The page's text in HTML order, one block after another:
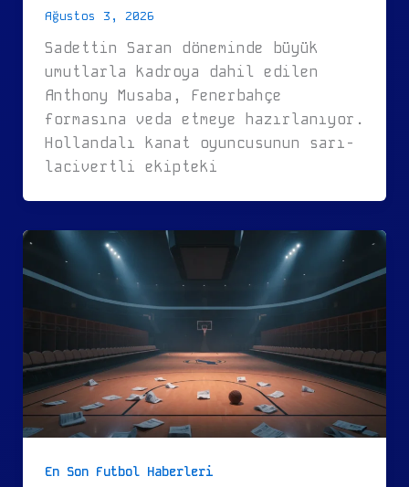
Ağustos 3, 2026
Sadettin Saran döneminde büyük
umutlarla kadroya dahil edilen
Anthony Musaba, Fenerbahçe
formasına veda etmeye hazırlanıyor.
Hollandalı kanat oyuncusunun sarı-
lacivertli ekipteki
En Son Futbol Haberleri